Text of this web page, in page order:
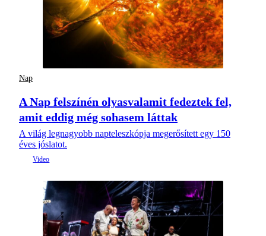
Nap
A Nap felszínén olyasvalamit fedeztek fel,
amit eddig még sohasem láttak
A világ legnagyobb napteleszkópja megerősített egy 150
éves jóslatot.